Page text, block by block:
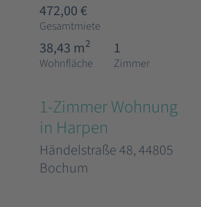
472,00 €
Gesamtmiete
38,43 m2
Wohnfläche
1
Zimmer
1-Zimmer Wohnung
in Harpen
Händelstraße 48, 44805
Bochum